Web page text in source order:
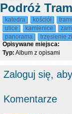
Podróż
katedra kościół
ulice
kamienice
panorama
trzęsienie
Opisywane miejsca:
Typ: Album z opisami
Zaloguj się,
Komentarze